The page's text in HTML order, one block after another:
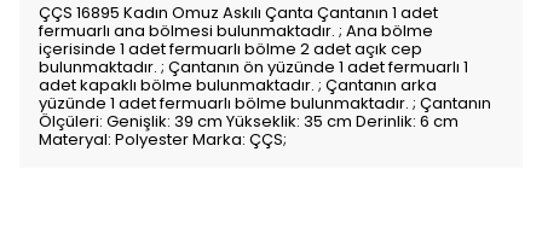
ÇÇS 16895 Kadın Omuz Askılı Çanta Çantanın 1 adet
fermuarlı ana bölmesi bulunmaktadır. ; Ana bölme
içerisinde 1 adet fermuarlı bölme 2 adet açık cep
bulunmaktadır. ; Çantanın ön yüzünde 1 adet fermuarlı 1
adet kapaklı bölme bulunmaktadır. ; Çantanın arka
yüzünde 1 adet fermuarlı bölme bulunmaktadır. ; Çantanın
Ölçüleri: Genişlik: 39 cm Yükseklik: 35 cm Derinlik: 6 cm
Materyal: Polyester Marka: ÇÇS;